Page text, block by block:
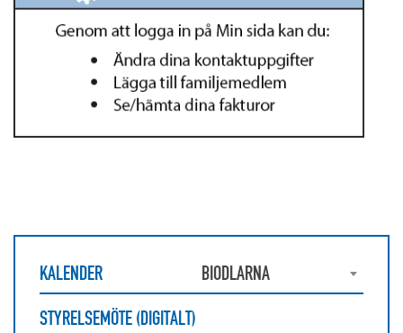
KALENDER
BIODLARNA
STYRELSEMÖTE (DIGITALT)